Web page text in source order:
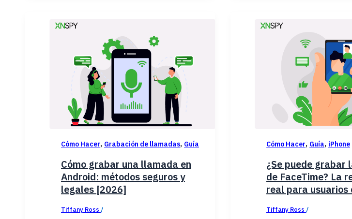
Cómo Hacer, Grabación de llamadas, Guía
Cómo grabar una llamada en
Android: métodos seguros y
legales [2026]
Tiffany Ross /
Cómo Hacer, Guía, iPhone
¿Se puede grabar
de FaceTime? La
real para usuarios
Tiffany Ross /